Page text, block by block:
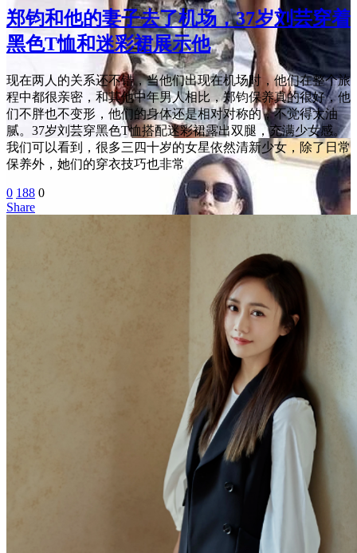
郑钧和他的妻子去了机场，37岁刘芸穿着
黑色T恤和迷彩裙展示他
现在两人的关系还不错，当他们出现在机场时，他们在整个旅
程中都很亲密，和其他中年男人相比，郑钧保养真的很好，他
们不胖也不变形，他们的身体还是相对对称的，不觉得太油
腻。37岁刘芸穿黑色T恤搭配迷彩裙露出双腿，充满少女感。
我们可以看到，很多三四十岁的女星依然清新少女，除了日常
保养外，她们的穿衣技巧也非常
0 188 0
Share